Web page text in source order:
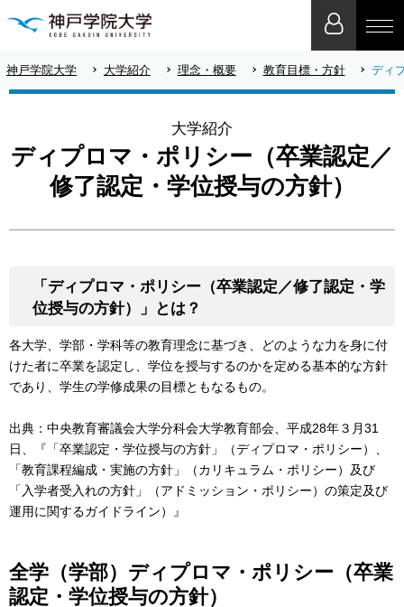
神戸学院大学 大学紹介 理念・概要 教育目標・方針 ディ
大学紹介
ディプロマ・ポリシー（卒業認定／
修了認定・学位授与の方針）
「ディプロマ・ポリシー（卒業認定／修了認定・学
位授与の方針）」とは？
各大学、学部・学科等の教育理念に基づき、どのような力を身に付
けた者に卒業を認定し、学位を授与するのかを定める基本的な方針
であり、学生の学修成果の目標ともなるもの。
出典：中央教育審議会大学分科会大学教育部会、平成28年３月31
日、『「卒業認定・学位授与の方針」（ディプロマ・ポリシー）、
「教育課程編成・実施の方針」（カリキュラム・ポリシー）及び
「入学者受入れの方針」（アドミッション・ポリシー）の策定及び
運用に関するガイドライン）』
全学（学部）ディプロマ・ポリシー（卒業
認定・学位授与の方針）